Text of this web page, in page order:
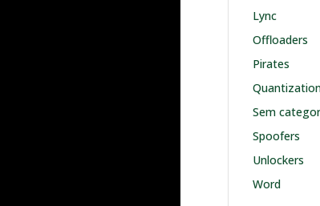
Lync
Offloaders
Pirates
Sem
Spoofers
Unlockers
Word